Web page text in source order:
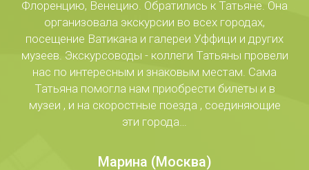
Флоренцию, Венецию. Обратились к Татьяне. Она
организовала экскурсии во всех городах,
посещение Ватикана и галереи Уффици и других
музеев. Экскурсоводы - коллеги Татьяны провели
нас по интересным и знаковым местам. Сама
Татьяна помогла нам приобрести билеты и в
музеи , и на скоростные поезда , соединяющие
эти города…
Марина (Москва)